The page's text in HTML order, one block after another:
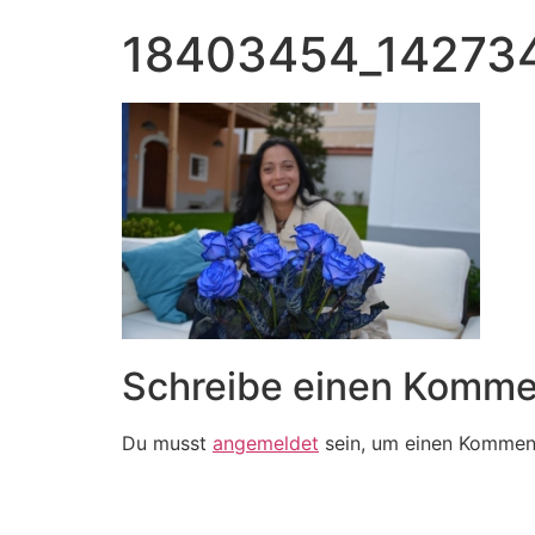
Schreibe einen
Du musst angemeldet sein, um einen